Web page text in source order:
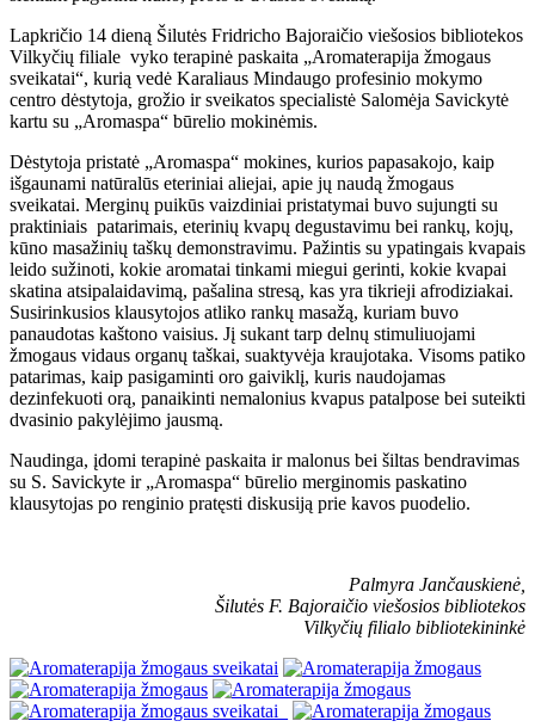
Lapkričio 14 dieną Šilutės Fridricho Bajoraičio viešosios bibliotekos
Vilkyčių filiale vyko terapinė paskaita „Aromaterapija žmogaus
sveikatai“, kurią vedė Karaliaus Mindaugo profesinio mokymo
centro dėstytoja, grožio ir sveikatos specialistė Salomėja Savickytė
kartu su „Aromaspa“ būrelio mokinėmis.
Dėstytoja pristatė „Aromaspa“ mokines, kurios papasakojo, kaip
išgaunami natūralūs eteriniai aliejai, apie jų naudą žmogaus
sveikatai. Merginų puikūs vaizdiniai pristatymai buvo sujungti su
praktiniais patarimais, eterinių kvapų degustavimu bei rankų, kojų,
kūno masažinių taškų demonstravimu. Pažintis su ypatingais kvapais
leido sužinoti, kokie aromatai tinkami miegui gerinti, kokie kvapai
skatina atsipalaidavimą, pašalina stresą, kas yra tikrieji afrodiziakai.
Susirinkusios klausytojos atliko rankų masažą, kuriam buvo
panaudotas kaštono vaisius. Jį sukant tarp delnų stimuliuojami
žmogaus vidaus organų taškai, suaktyvėja kraujotaka. Visoms patiko
patarimas, kaip pasigaminti oro gaiviklį, kuris naudojamas
dezinfekuoti orą, panaikinti nemalonius kvapus patalpose bei suteikti
dvasinio pakylėjimo jausmą.
Naudinga, įdomi terapinė paskaita ir malonus bei šiltas bendravimas
su S. Savickyte ir „Aromaspa“ būrelio merginomis paskatino
klausytojas po renginio pratęsti diskusiją prie kavos puodelio.
Palmyra Jančauskienė,
Šilutės F. Bajoraičio viešosios bibliotekos
Vilkyčių filialo bibliotekininkė